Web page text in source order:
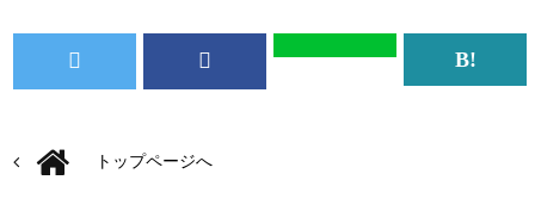
トップページへ